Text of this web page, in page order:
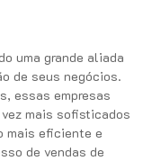
uma grande aliada
de seus negócios.
essas empresas
mais sofisticados
mais eficiente e
de vendas de